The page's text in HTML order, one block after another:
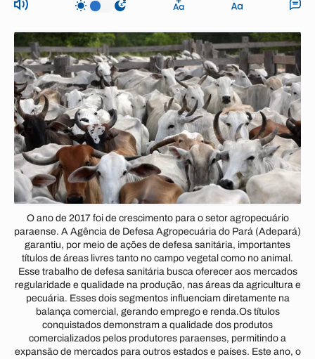
O ano de 2017 foi de crescimento para o setor agropecuário
paraense. A Agência de Defesa Agropecuária do Pará (Adepará)
garantiu, por meio de ações de defesa sanitária, importantes
títulos de áreas livres tanto no campo vegetal como no animal.
Esse trabalho de defesa sanitária busca oferecer aos mercados
regularidade e qualidade na produção, nas áreas da agricultura e
pecuária. Esses dois segmentos influenciam diretamente na
balança comercial, gerando emprego e renda.Os títulos
conquistados demonstram a qualidade dos produtos
comercializados pelos produtores paraenses, permitindo a
expansão de mercados para outros estados e países. Este ano, o